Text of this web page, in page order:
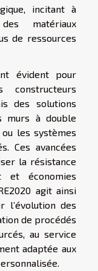
incitant à
matériaux
de ressources
évident pour
des solutions
murs à double
les systèmes
Ces avancées
la résistance
et économies
agit ainsi
l’évolution des
de procédés
au service
adaptée aux